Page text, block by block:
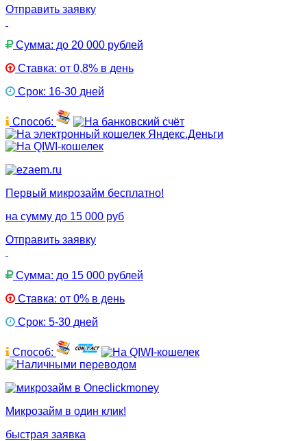
Отправить заявку
Сумма: до 20 000 рублей
Ставка: от 0,8% в день
Срок: 16-30 дней
Способ:
Первый микрозайм бесплатно!
на сумму до 15 000 руб
Отправить заявку
Сумма: до 15 000 рублей
Ставка: от 0% в день
Срок: 5-30 дней
Способ:
Микрозайм в один клик!
быстрая заявка